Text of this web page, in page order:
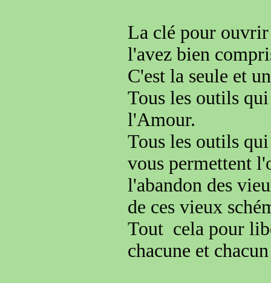
La clé pour
l'avez bien
C'est la seule et
Tous les outils
l'Amour.
Tous les outils
vous permettent
l'abandon des
de ces vieux
Tout cela pour
chacune et